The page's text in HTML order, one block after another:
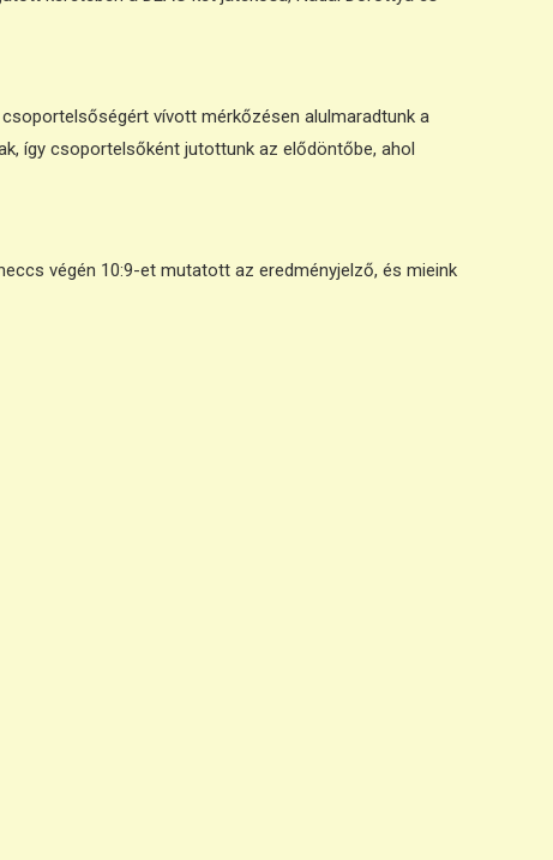
vívott mérkőzésen alulmaradtunk a
így csoportelsőként jutottunk az elődöntőbe, ahol
végén 10:9-et mutatott az eredményjelző, és mieink